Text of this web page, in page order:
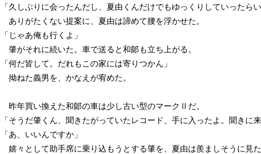
「久しぶりに会ったんだし、夏由くんだけでもゆっくりしていったらい
ありがたくない提案に、夏由は諦めて腰を浮かせた。
「じゃあ俺も行くよ」
肇がそれに続いた。車で送ると和郞も立ち上がる。
「何だ皆して。だれもこの家には寄りつかん」
拗ねた義男を、かなえが宥めた。
昨年買い換えた和郞の車は少し古い型のマークⅡだ。
「そうだ肇くん、聞きたがっていたレコード、手に入ったよ。聞きに来
「あ、いいんですか」
嬉々として助手席に乗り込もうとする肇を、夏由は羨ましそうに見た